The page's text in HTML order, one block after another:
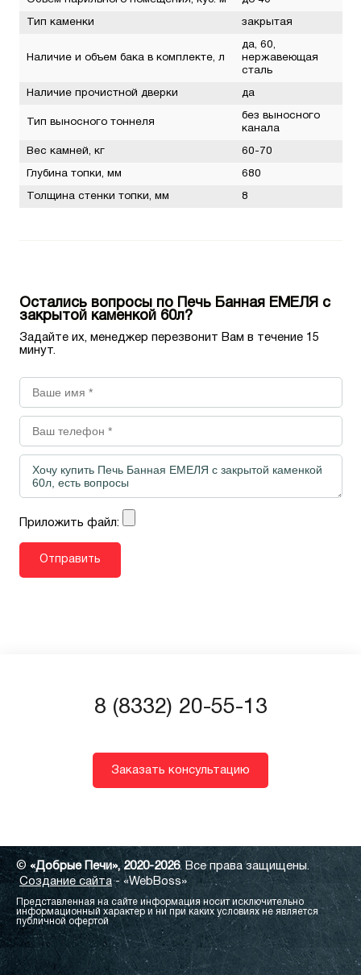
Тип каменки закрытая
Наличие и объем бака в комплекте, л
да, 60,
нержавеющая
сталь
Наличие прочистной дверки да
Тип выносного тоннеля
без выносного
канала
Вес камней, кг 60-70
Глубина топки, мм 680
Толщина стенки топки, мм 8
Остались вопросы по Печь Банная ЕМЕЛЯ с
закрытой каменкой 60л?
Задайте их, менеджер перезвонит Вам в течение 15
минут.
Приложить файл:
8 (8332) 20-55-13
Заказать консультацию
©«Добрые Печи», 2020-2026. Все права защищены.
Создание сайта- «WebBoss»
Представленная на сайте информация носит исключительно
информационный характер и ни при каких условиях не является
публичной офертой